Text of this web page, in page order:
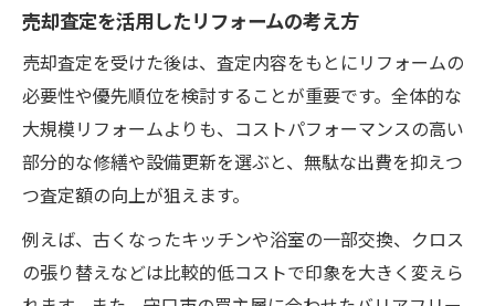
売却査定を活用したリフォームの考え方
売却査定を受けた後は、査定内容をもとにリフォームの
必要性や優先順位を検討することが重要です。全体的な
大規模リフォームよりも、コストパフォーマンスの高い
部分的な修繕や設備更新を選ぶと、無駄な出費を抑えつ
つ査定額の向上が狙えます。
例えば、古くなったキッチンや浴室の一部交換、クロス
の張り替えなどは比較的低コストで印象を大きく変えら